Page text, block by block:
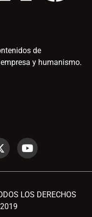
de
y humanismo.
LOS DERECHOS